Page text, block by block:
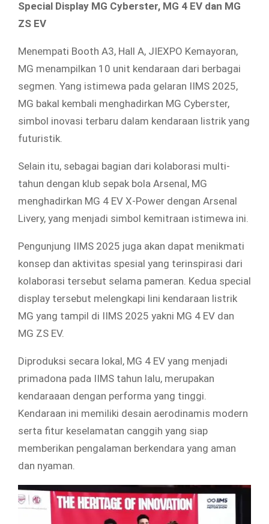
Special Display MG Cyberster, MG 4 EV dan MG
ZS EV
Menempati Booth A3, Hall A, JIEXPO Kemayoran,
MG menampilkan 10 unit kendaraan dari berbagai
segmen. Yang istimewa pada gelaran IIMS 2025,
MG bakal kembali menghadirkan MG Cyberster,
simbol inovasi terbaru dalam kendaraan listrik yang
futuristik.
Selain itu, sebagai bagian dari kolaborasi multi-
tahun dengan klub sepak bola Arsenal, MG
menghadirkan MG 4 EV X-Power dengan Arsenal
Livery, yang menjadi simbol kemitraan istimewa ini.
Pengunjung IIMS 2025 juga akan dapat menikmati
konsep dan aktivitas spesial yang terinspirasi dari
kolaborasi tersebut selama pameran. Kedua special
display tersebut melengkapi lini kendaraan listrik
MG yang tampil di IIMS 2025 yakni MG 4 EV dan
MG ZS EV.
Diproduksi secara lokal, MG 4 EV yang menjadi
primadona pada IIMS tahun lalu, merupakan
kendaraaan dengan performa yang tinggi.
Kendaraan ini memiliki desain aerodinamis modern
serta fitur keselamatan canggih yang siap
memberikan pengalaman berkendara yang aman
dan nyaman.